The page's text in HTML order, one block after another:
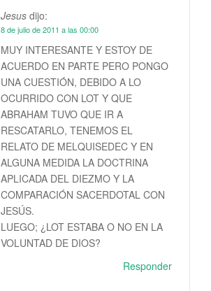
Jesus dijo:
8 de julio de 2011 a las 00:00
MUY INTERESANTE Y ESTOY DE
ACUERDO EN PARTE PERO PONGO
UNA CUESTIÓN, DEBIDO A LO
OCURRIDO CON LOT Y QUE
ABRAHAM TUVO QUE IR A
RESCATARLO, TENEMOS EL
RELATO DE MELQUISEDEC Y EN
ALGUNA MEDIDA LA DOCTRINA
APLICADA DEL DIEZMO Y LA
COMPARACIÓN SACERDOTAL CON
JESÚS.
LUEGO; ¿LOT ESTABA O NO EN LA
VOLUNTAD DE DIOS?
Responder